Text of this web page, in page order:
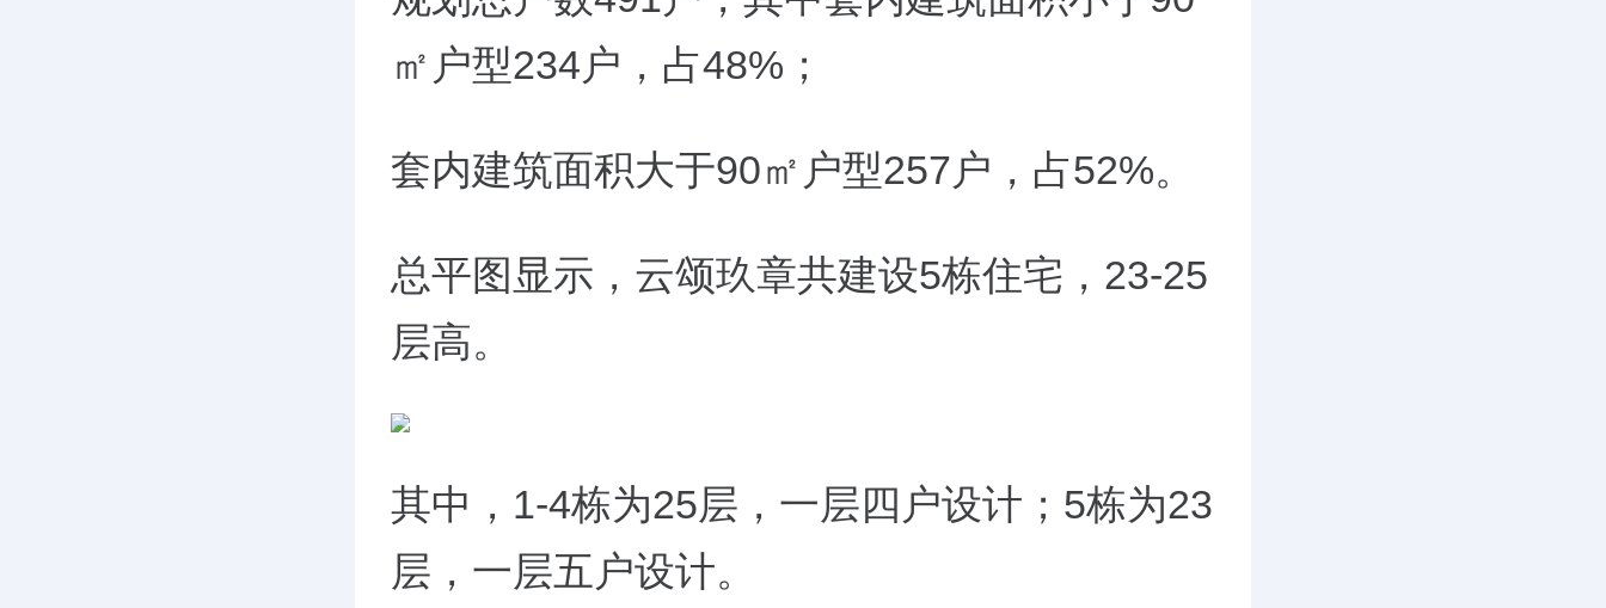
㎡户型234户，占48% ；
套内建筑面积大于90㎡户型257户，占52%。
总平图显示， 云颂玖章共建设5栋住宅， 23-25
层高。
其中， 1-4栋为25层，一层四户设计； 5栋为23
层，一层五户设计。